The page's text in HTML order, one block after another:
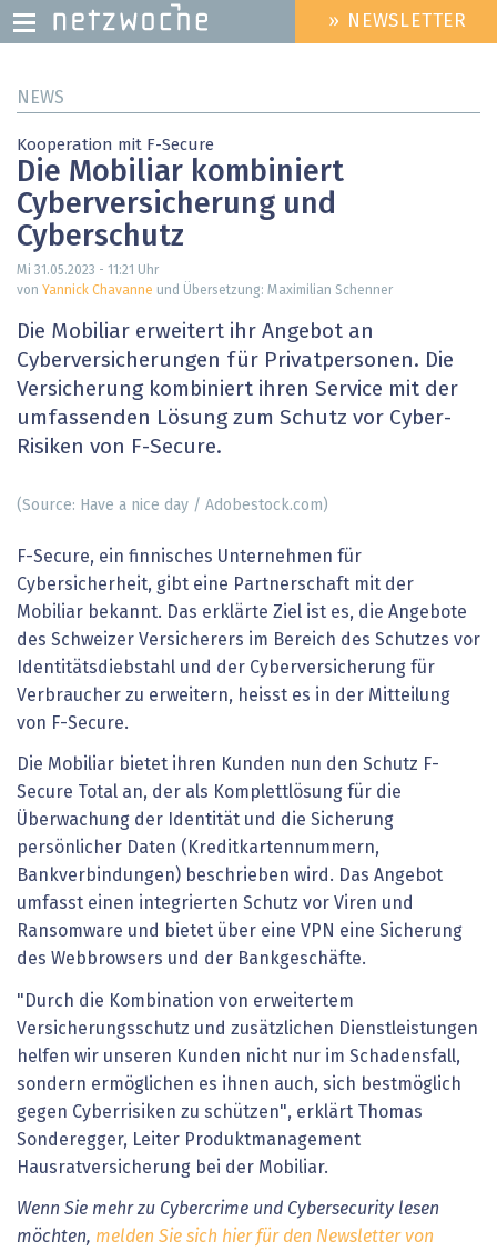
zum
HEADER
MENU
» NEWSLETTER
NEWS
Kooperation mit F-Secure
Die Mobiliar kombiniert
Cyberversicherung und
Cyberschutz
Mi 31.05.2023 - 11:21 Uhr
von Yannick Chavanne und Übersetzung: Maximilian Schenner
Die Mobiliar erweitert ihr Angebot an
Cyberversicherungen für Privatpersonen. Die
Versicherung kombiniert ihren Service mit der
umfassenden Lösung zum Schutz vor Cyber-
Risiken von F-Secure.
(Source: Have a nice day / Adobestock.com)
F-Secure, ein finnisches Unternehmen für
Cybersicherheit, gibt eine Partnerschaft mit der
Mobiliar bekannt. Das erklärte Ziel ist es, die Angebote
des Schweizer Versicherers im Bereich des Schutzes vor
Identitätsdiebstahl und der Cyberversicherung für
Verbraucher zu erweitern, heisst es in der Mitteilung
von F-Secure.
Die Mobiliar bietet ihren Kunden nun den Schutz F-
Secure Total an, der als Komplettlösung für die
Überwachung der Identität und die Sicherung
persönlicher Daten (Kreditkartennummern,
Bankverbindungen) beschrieben wird. Das Angebot
umfasst einen integrierten Schutz vor Viren und
Ransomware und bietet über eine VPN eine Sicherung
des Webbrowsers und der Bankgeschäfte.
"Durch die Kombination von erweitertem
Versicherungsschutz und zusätzlichen Dienstleistungen
helfen wir unseren Kunden nicht nur im Schadensfall,
sondern ermöglichen es ihnen auch, sich bestmöglich
gegen Cyberrisiken zu schützen", erklärt Thomas
Sonderegger, Leiter Produktmanagement
Hausratversicherung bei der Mobiliar.
Wenn Sie mehr zu Cybercrime und Cybersecurity lesen
möchten, melden Sie sich hier für den Newsletter von